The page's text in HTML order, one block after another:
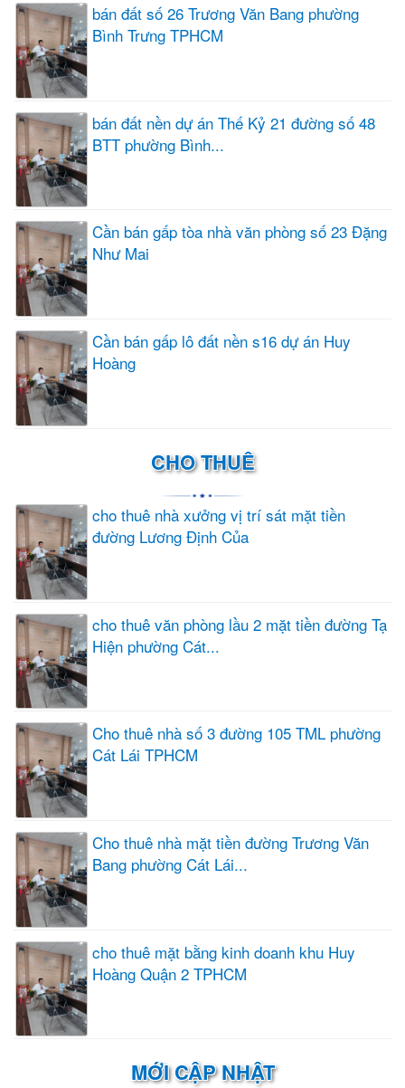
bán đất số 26 Trương Văn Bang phường
Bình Trưng TPHCM
bán đất nền dự án Thế Kỷ 21 đường số 48
BTT phường Bình...
Cần bán gấp tòa nhà văn phòng số 23 Đặng
Như Mai
Cần bán gấp lô đất nền s16 dự án Huy
Hoàng
CHO THUÊ
cho thuê nhà xưởng vị trí sát mặt tiền
đường Lương Định Của
cho thuê văn phòng lầu 2 mặt tiền đường Tạ
Hiện phường Cát...
Cho thuê nhà số 3 đường 105 TML phường
Cát Lái TPHCM
Cho thuê nhà mặt tiền đường Trương Văn
Bang phường Cát Lái...
cho thuê mặt bằng kinh doanh khu Huy
Hoàng Quận 2 TPHCM
MỚI CẬP NHẬT